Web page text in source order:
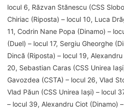
locul 6, Răzvan Stănescu (CSS
Chiriac (Riposta) – locul 10, Luca
11, Codrin Nane Popa (Dinamo) –
(Duel) – locul 17, Sergiu Gheorghe
Dincă (Riposta) – locul 19,
20, Sebastian Caras (CSS Unirea
Gavozdea (CSTA) – locul 26, Vlad
Vlad Păun (CSS Unirea Iași) – locul
– locul 39, Alexandru Ciot (Dinamo)